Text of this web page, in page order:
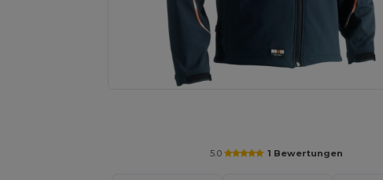
5.0 1 Bewertungen